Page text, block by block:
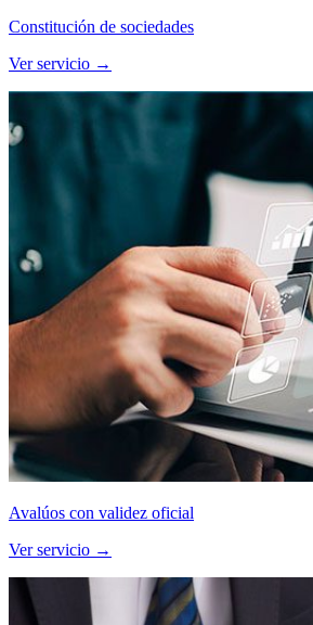
Constitución de sociedades
Ver servicio →
Avalúos con validez oficial
Ver servicio →